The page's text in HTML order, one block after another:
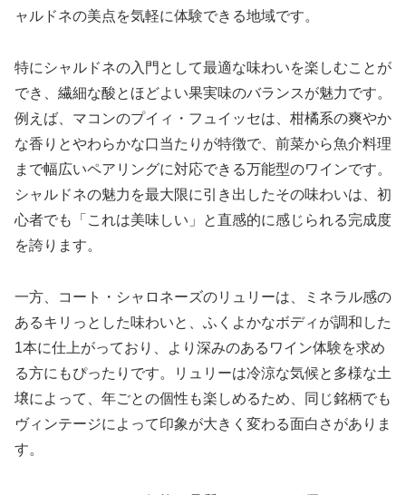
ャルドネの美点を気軽に体験できる地域です。
特にシャルドネの入門として最適な味わいを楽しむことが
でき、繊細な酸とほどよい果実味のバランスが魅力です。
例えば、マコンのプイィ・フュイッセは、柑橘系の爽やか
な香りとやわらかな口当たりが特徴で、前菜から魚介料理
まで幅広いペアリングに対応できる万能型のワインです。
シャルドネの魅力を最大限に引き出したその味わいは、初
心者でも「これは美味しい」と直感的に感じられる完成度
を誇ります。
一方、コート・シャロネーズのリュリーは、ミネラル感の
あるキリっとした味わいと、ふくよかなボディが調和した
1本に仕上がっており、より深みのあるワイン体験を求め
る方にもぴったりです。リュリーは冷涼な気候と多様な土
壌によって、年ごとの個性も楽しめるため、同じ銘柄でも
ヴィンテージによって印象が大きく変わる面白さがありま
す。